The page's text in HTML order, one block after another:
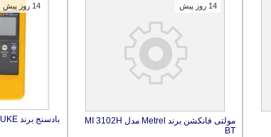
14 روز پیش
مولتی فانکشن برند Metrel مدل MI 3102H
BT
14 روز پیش
بادسنج برند FLUKE مدل 925